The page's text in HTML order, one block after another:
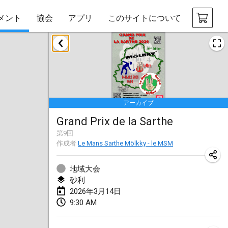
ント 協会 アプリ このサイトについて
アーカイブ
Grand Prix de la Sarthe
第9回
作成者 Le Mans Sarthe Mölkky - le MSM
地域大会
砂利
2026年3月14日
9:30 AM
2026年1月
Tournoi de la bonne année
2026年1月10日|フランス
Open de Boulay Triplette
2026年1月17日|フランス
Concours de Honnelles
2026年1月18日|ベルギー
2026年1月31日